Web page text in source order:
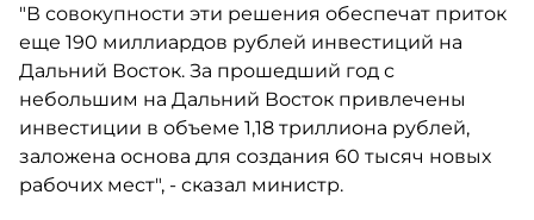
"В совокупности эти решения обеспечат приток
еще 190 миллиардов рублей инвестиций на
Дальний Восток. За прошедший год с
небольшим на Дальний Восток привлечены
инвестиции в объеме 1,18 триллиона рублей,
заложена основа для создания 60 тысяч новых
рабочих мест", - сказал министр.